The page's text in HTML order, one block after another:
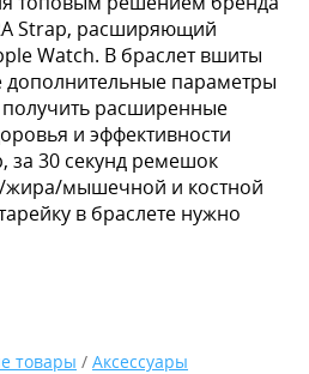
Strap, расширяющий
Watch. В браслет вшиты
параметры
расширенные
и эффективности
за 30 секунд ремешок
жира/мышечной и костной
в браслете нужно
товары / Аксессуары